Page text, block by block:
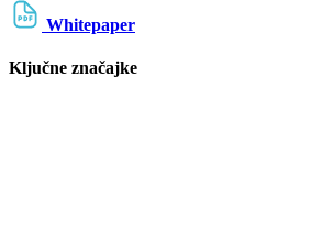
Whitepaper
Ključne značajke